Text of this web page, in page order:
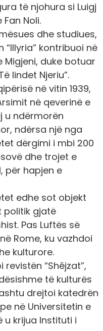
të njohura si Luigj
Noli.
dhe studiues,
“Illyria” kontribuoi në
duke botuar
lindet Njeriu”.
në vitin 1939,
në qeverinë e
u ndërmorën
ndërsa një nga
dërgimi i mbi 200
dhe trojet e
për hapjen e
edhe sot objekt
politik gjatë
Pas Luftës së
Rome, ku vazhdoi
kulturore.
“Shêjzat”,
të kulturës
drejtoi katedrën
në Universitetin e
u krijua Instituti i